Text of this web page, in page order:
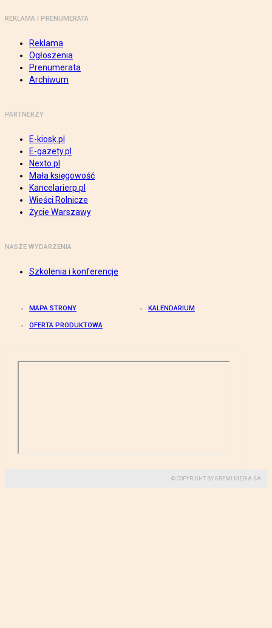
REKLAMA I PRENUMERATA
Reklama
Ogłoszenia
Prenumerata
Archiwum
PARTNERZY
E-kiosk.pl
E-gazety.pl
Nexto.pl
Mała księgowość
Kancelarierp.pl
Wieści Rolnicze
Życie Warszawy
NASZE WYDARZENIA
Szkolenia i konferencje
MAPA STRONY KALENDARIUM
OFERTA PRODUKTOWA
© COPYRIGHT BY GREMI MEDIA SA